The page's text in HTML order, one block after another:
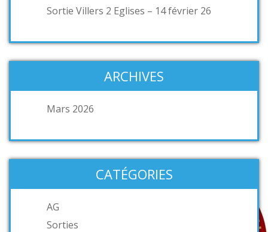
Sortie Villers 2 Eglises – 14 février 26
ARCHIVES
Mars 2026
CATÉGORIES
AG
Sorties